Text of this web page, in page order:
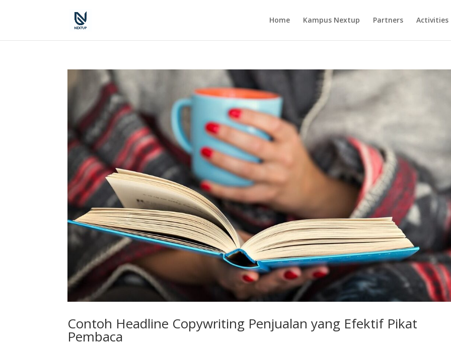
Home Kampus Nextup Partners Activities
Contoh Headline Copywriting Penjualan yang Efektif Pikat
Pembaca